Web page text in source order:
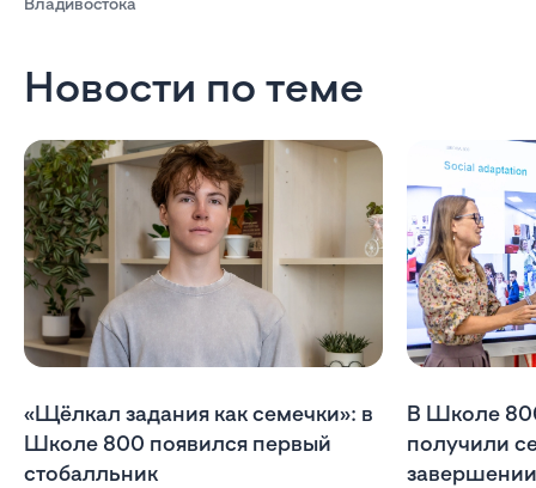
Новости по теме
«Щёлкал задания как семечки»: в
Школе 800 появился первый
стобалльник
В Школе
получили